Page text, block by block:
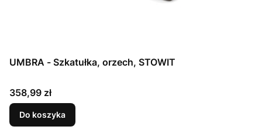
UMBRA - Szkatułka, orzech, STOWIT
Cena
358,99 zł
Do koszyka